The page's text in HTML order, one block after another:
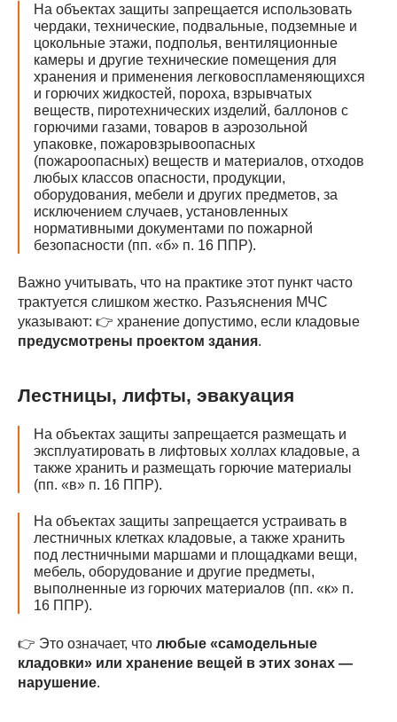
На объектах защиты запрещается использовать
чердаки, технические, подвальные, подземные и
цокольные этажи, подполья, вентиляционные
камеры и другие технические помещения для
хранения и применения легковоспламеняющихся
и горючих жидкостей, пороха, взрывчатых
веществ, пиротехнических изделий, баллонов с
горючими газами, товаров в аэрозольной
упаковке, пожаровзрывоопасных
(пожароопасных) веществ и материалов, отходов
любых классов опасности, продукции,
оборудования, мебели и других предметов, за
исключением случаев, установленных
нормативными документами по пожарной
безопасности (пп. «б» п. 16 ППР).
Важно учитывать, что на практике этот пункт часто
трактуется слишком жестко. Разъяснения МЧС
указывают: 👉 хранение допустимо, если кладовые
предусмотрены проектом здания.
Лестницы, лифты, эвакуация
На объектах защиты запрещается размещать и
эксплуатировать в лифтовых холлах кладовые, а
также хранить и размещать горючие материалы
(пп. «в» п. 16 ППР).
На объектах защиты запрещается устраивать в
лестничных клетках кладовые, а также хранить
под лестничными маршами и площадками вещи,
мебель, оборудование и другие предметы,
выполненные из горючих материалов (пп. «к» п.
16 ППР).
👉 Это означает, что любые «самодельные
кладовки» или хранение вещей в этих зонах —
нарушение.